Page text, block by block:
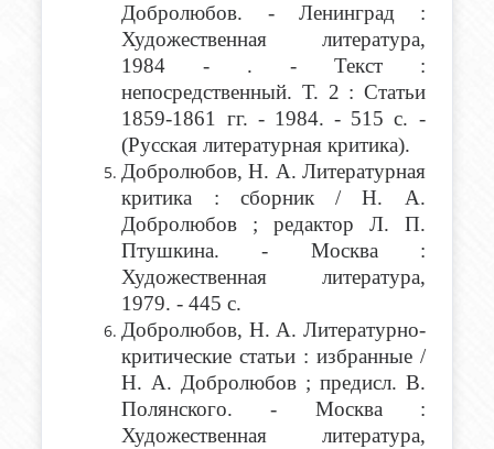
Добролюбов. - Ленинград :
Художественная литература,
1984 - . - Текст :
непосредственный. Т. 2 : Статьи
1859-1861 гг. - 1984. - 515 с. -
(Русская литературная критика).
Добролюбов, Н. А. Литературная
критика : сборник / Н. А.
Добролюбов ; редактор Л. П.
Птушкина. - Москва :
Художественная литература,
1979. - 445 с.
Добролюбов, Н. А. Литературно-
критические статьи : избранные /
Н. А. Добролюбов ; предисл. В.
Полянского. - Москва :
Художественная литература,